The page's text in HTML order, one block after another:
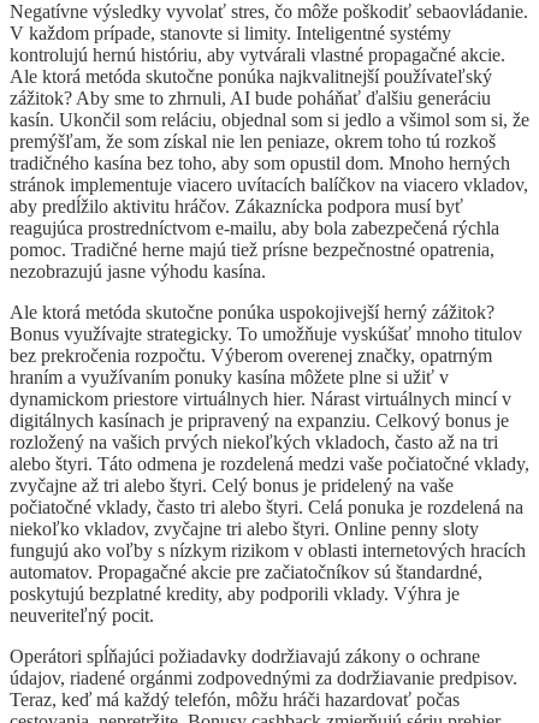
Negatívne výsledky vyvolať stres, čo môže poškodiť sebaovládanie.
V každom prípade, stanovte si limity. Inteligentné systémy
kontrolujú hernú históriu, aby vytvárali vlastné propagačné akcie.
Ale ktorá metóda skutočne ponúka najkvalitnejší používateľský
zážitok? Aby sme to zhrnuli, AI bude poháňať ďalšiu generáciu
kasín. Ukončil som reláciu, objednal som si jedlo a všimol som si, že
premýšľam, že som získal nie len peniaze, okrem toho tú rozkoš
tradičného kasína bez toho, aby som opustil dom. Mnoho herných
stránok implementuje viacero uvítacích balíčkov na viacero vkladov,
aby predĺžilo aktivitu hráčov. Zákaznícka podpora musí byť
reagujúca prostredníctvom e-mailu, aby bola zabezpečená rýchla
pomoc. Tradičné herne majú tiež prísne bezpečnostné opatrenia,
nezobrazujú jasne výhodu kasína.
Ale ktorá metóda skutočne ponúka uspokojivejší herný zážitok?
Bonus využívajte strategicky. To umožňuje vyskúšať mnoho titulov
bez prekročenia rozpočtu. Výberom overenej značky, opatrným
hraním a využívaním ponuky kasína môžete plne si užiť v
dynamickom priestore virtuálnych hier. Nárast virtuálnych mincí v
digitálnych kasínach je pripravený na expanziu. Celkový bonus je
rozložený na vašich prvých niekoľkých vkladoch, často až na tri
alebo štyri. Táto odmena je rozdelená medzi vaše počiatočné vklady,
zvyčajne až tri alebo štyri. Celý bonus je pridelený na vaše
počiatočné vklady, často tri alebo štyri. Celá ponuka je rozdelená na
niekoľko vkladov, zvyčajne tri alebo štyri. Online penny sloty
fungujú ako voľby s nízkym rizikom v oblasti internetových hracích
automatov. Propagačné akcie pre začiatočníkov sú štandardné,
poskytujú bezplatné kredity, aby podporili vklady. Výhra je
neuveriteľný pocit.
Operátori spĺňajúci požiadavky dodržiavajú zákony o ochrane
údajov, riadené orgánmi zodpovednými za dodržiavanie predpisov.
Teraz, keď má každý telefón, môžu hráči hazardovať počas